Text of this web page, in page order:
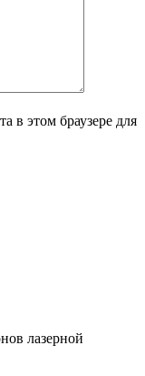
в этом браузере для
лазерной